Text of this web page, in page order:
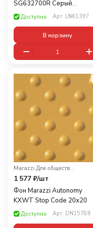
SG632700R Серый
декорированный обрезной
Доступно Арт. LNK1397
В корзину
Marazzi· Для общественных помещений
1 577 ₽/шт
Фон Marazzi Autonomy
KXWT Stop Code 20x20
Доступно Арт. DN15789